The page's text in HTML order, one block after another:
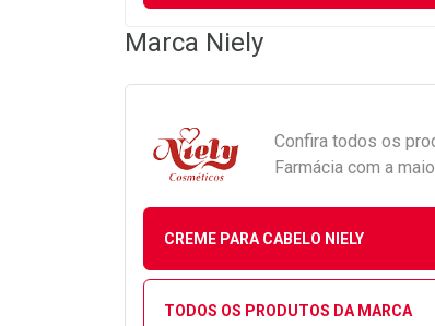
Marca Niely
Confira todos os
Farmácia com a
CREME PARA CABELO NIELY
TODOS OS PRODUTOS DA MARCA